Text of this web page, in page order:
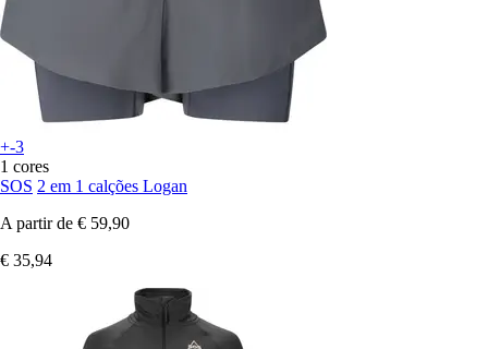
+-3
1 cores
SOS 2 em 1 calções Logan
A partir de € 59,90
€ 35,94